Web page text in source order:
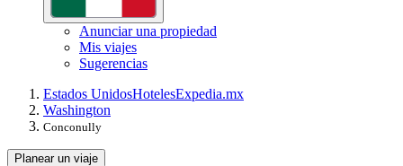
Anunciar una propiedad
Mis viajes
Sugerencias
Estados UnidosHotelesExpedia.mx
Washington
Conconully
Planear un viaje